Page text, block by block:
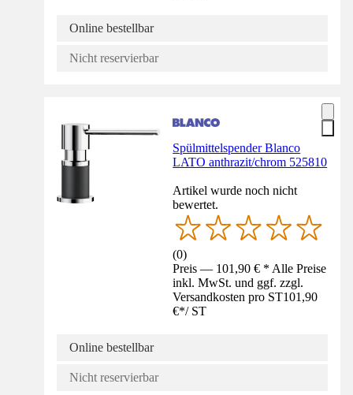
Online bestellbar
Nicht reservierbar
Spülmittelspender Blanco
LATO anthrazit/chrom 525810
Artikel wurde noch nicht
bewertet.
(0)
Preis — 101,90 € * Alle Preise
inkl. MwSt. und ggf. zzgl.
Versandkosten pro ST101,90
€*/ ST
Online bestellbar
Nicht reservierbar